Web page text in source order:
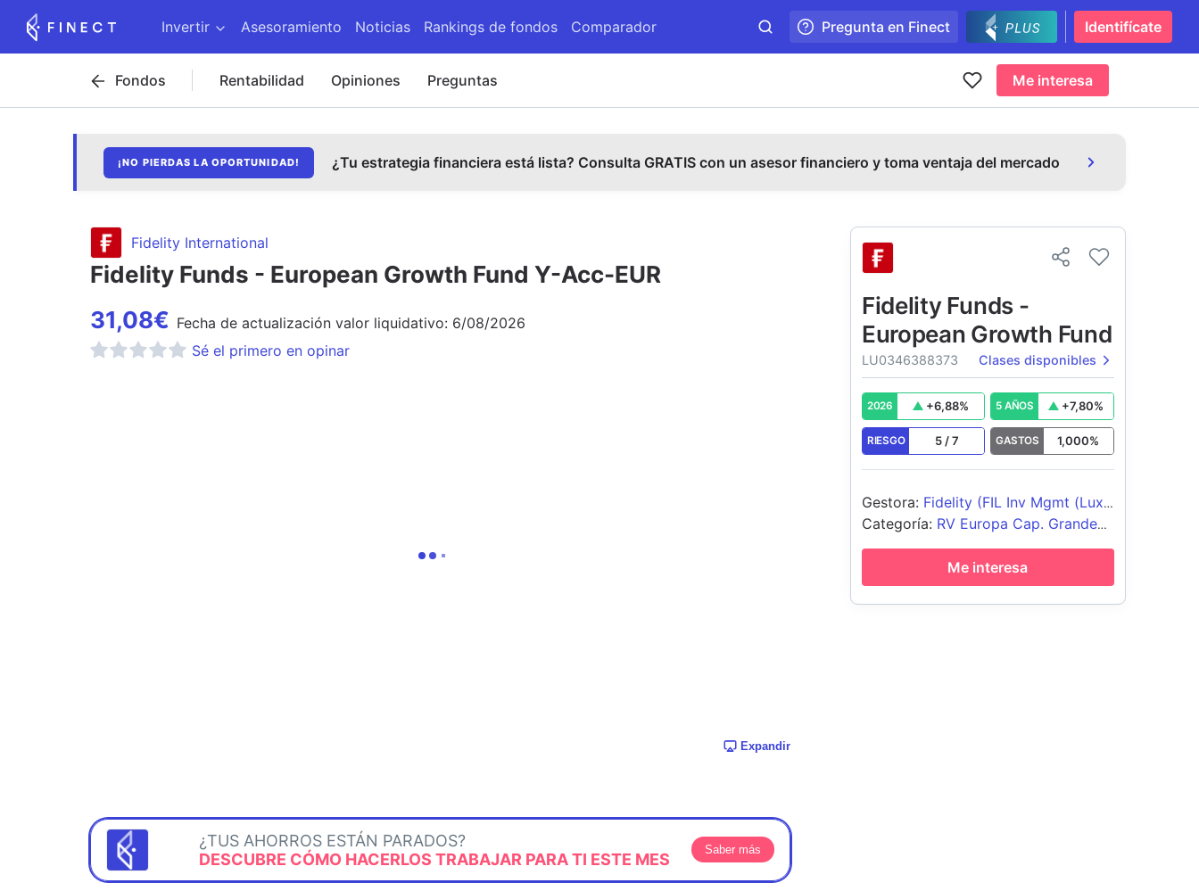
Invertir Asesoramiento Noticias Rankings de fondos Comparador Pregunta en Finect Identifícate
Fondos Rentabilidad Opiniones Preguntas Me interesa
¡NO PIERDAS LA OPORTUNIDAD! ¿Tu estrategia financiera está lista? Consulta GRATIS con un asesor financiero y toma ventaja del mercado
Fidelity International
Fidelity Funds - European Growth Fund Y-Acc-EUR
31,08€ Fecha de actualización valor liquidativo: 6/08/2026
Sé el primero en opinar
Expandir
¿TUS AHORROS ESTÁN PARADOS?
DESCUBRE CÓMO HACERLOS TRABAJAR PARA TI ESTE MES
Saber más
Fidelity Funds -
European Growth Fund
LU0346388373 Clases disponibles
2026 +6,88% 5 AÑOS +7,80%
RIESGO 5/7 GASTOS 1,000%
Gestora: Fidelity (FIL Inv Mgmt (Lux)
S.A.)
Categoría: RV Europa Cap. Grande
Blend
Me interesa